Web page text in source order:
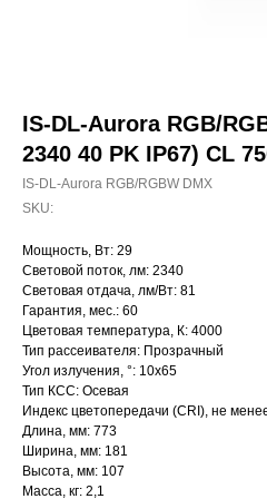
IS-DL-Aurora RGB/
2340 40 PK IP67) CL
IS-DL-Aurora RGB/RGBW DMX
SKU:
Мощность, Вт: 29
Световой поток, лм: 2340
Световая отдача, лм/Вт: 81
Гарантия, мес.: 60
Цветовая температура, К: 4000
Тип рассеивателя: Прозрачный
Угол излучения, °: 10х65
Тип КСС: Осевая
Индекс цветопередачи (CRI), не
Длина, мм: 773
Ширина, мм: 181
Высота, мм: 107
Масса, кг: 2,1